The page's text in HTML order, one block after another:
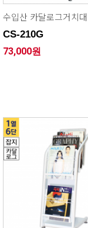
수입산 카달로그거치대
CS-210G
73,000원